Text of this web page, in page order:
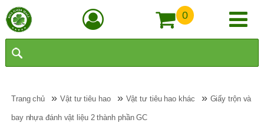
0
Trang chủ »Vật tư tiêu hao » Vật tư tiêu hao khác » Giấy trộn và
bay nhựa đánh vật liệu 2 thành phần GC